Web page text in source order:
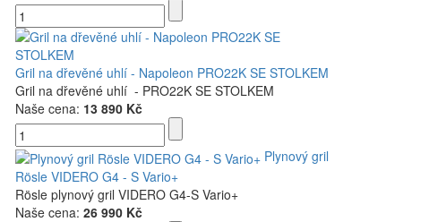
Gril na dřevěné uhlí - Napoleon PRO22K SE STOLKEM
Gril na dřevěné uhlí - PRO22K SE STOLKEM
Naše cena: 13 890 Kč
Plynový gril
Rösle VIDERO G4 - S Vario+
Rösle plynový gril VIDERO G4-S Vario+
Naše cena: 26 990 Kč